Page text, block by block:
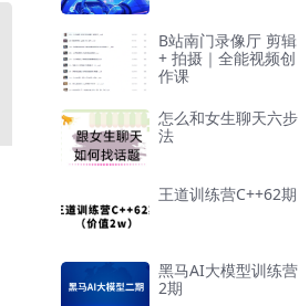
B站南门录像厅 剪辑
+ 拍摄｜全能视频创
作课
怎么和女生聊天六步
法
王道训练营C++62期
黑马AI大模型训练营
2期